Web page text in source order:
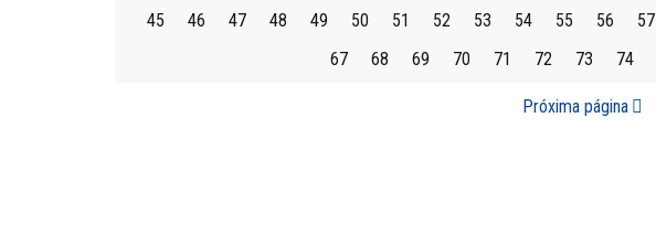
45
46 47 48 49 50 51 52 53 54 55 56 57
67
68 69 70 71 72 73 74
Próxima página